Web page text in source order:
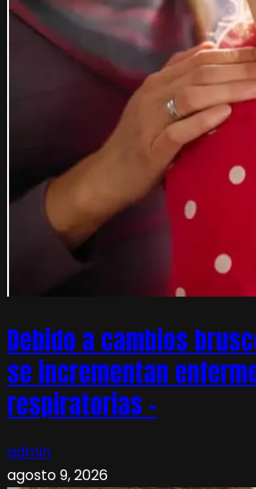
Debido a cambios
se incrementan
respiratorias –
admin
agosto 9, 2026